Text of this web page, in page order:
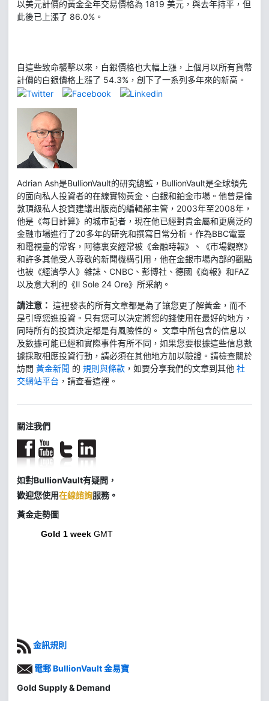
以美元計價的黃金全年交易價格為 1819 美元，與去年持平，但
此後已上漲了 86.0%。
自這些致命襲擊以來，白銀價格也大幅上漲，上個月以所有貨幣
計價的白銀價格上漲了 54.3%，創下了一系列多年來的新高。
Adrian Ash是BullionVault的研究總監，BullionVault是全球領先
的面向私人投資者的在線實物黃金、白銀和鉑金市場。他曾是倫
敦頂級私人投資建議出版商的編輯部主管，2003年至2008年，
他是《每日計算》的城市記者，現在他已經對貴金屬和更廣泛的
金融市場進行了20多年的研究和撰寫日常分析。作為BBC電臺
和電視臺的常客，阿德裏安經常被《金融時報》、《市場觀察》
和許多其他受人尊敬的新聞機構引用，他在金銀市場內部的觀點
也被《經濟學人》雜誌、CNBC、彭博社、德國《商報》和FAZ
以及意大利的《Il Sole 24 Ore》所采納。
請注意： 這裡發表的所有文章都是為了讓您更了解黃金，而不
是引導您進投資。只有您可以決定將您的錢使用在最好的地方，
同時所有的投資決定都是有風險性的。 文章中所包含的信息以
及數據可能已經和實際事件有所不同，如果您要根據這些信息數
據採取相應投資行動，請必須在其他地方加以驗證。請檢查關於
訪問 黃金新聞 的 規則與條款 ，如要分享我們的文章到其他 社
交網站平台 ，請查看這裡。
關注我們
如對BullionVault有疑問，
歡迎您使用在線諮詢服務。
黃金走勢圖
Gold 1 week GMT
金訊規則
電郵 BullionVault 金易寶
Gold Supply & Demand